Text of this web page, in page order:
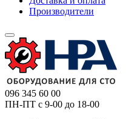
Производители
096 345 60 00
ПН-ПТ с 9-00 до 18-00